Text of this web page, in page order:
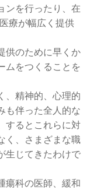
ンを行ったり、在
療が幅広く提供
供のために早くか
ムをつくることを
、精神的、心理的
も伴った全人的な
するとこれらに対
く、さまざまな職
生じてきたわけで
瘍科の医師、緩和